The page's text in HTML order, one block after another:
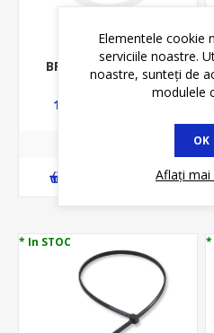
BRIDE PLASTIC 200*
4.8MM ALB -
100BUC/PUNGA -
16,49 lei
ADAUGĂ ȊN COŞ
* In STOC *
Elementele cookie
serviciile noastre.
noastre, sunteți de
modulele
OK
Aflați mai